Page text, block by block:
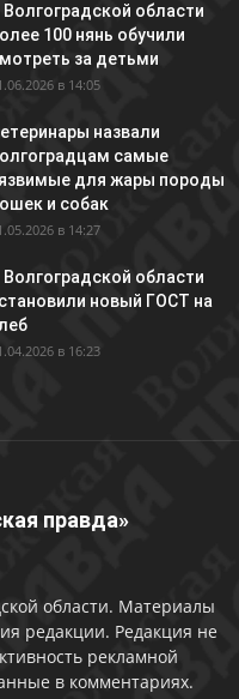
Волгоградской области
100 нянь обучили
за детьми
в 14:05
назвали
самые
для жары породы
и собак
в 14:27
Волгоградской области
новый ГОСТ на
в 16:23
правда»
области. Материалы
редакции. Редакция не
рекламной
в комментариях.